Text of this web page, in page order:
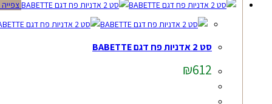
סט 2 אדניות פח דגם BABETTE
₪612